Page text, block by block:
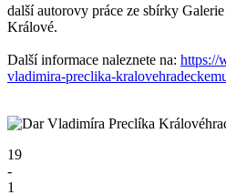
další autorovy práce ze sbírky
Králové.
Další informace naleznete na: https://
vladimira-preclika-
19
-
1